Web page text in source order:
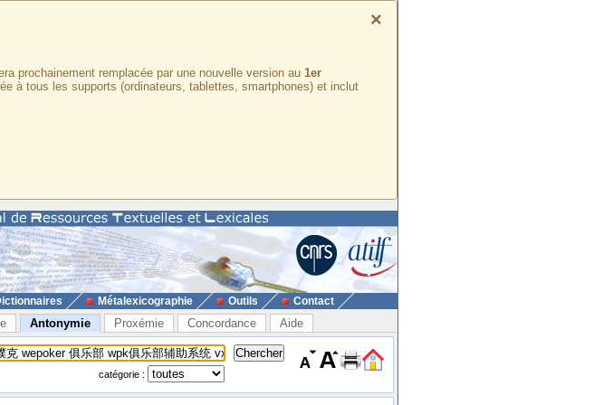
×
prochainement remplacée par une nouvelle version au 1er
à tous les supports (ordinateurs, tablettes, smartphones) et inclut
Métalexicographie Outils Contact
Antonymie Proxémie Concordance Aide
catégorie :